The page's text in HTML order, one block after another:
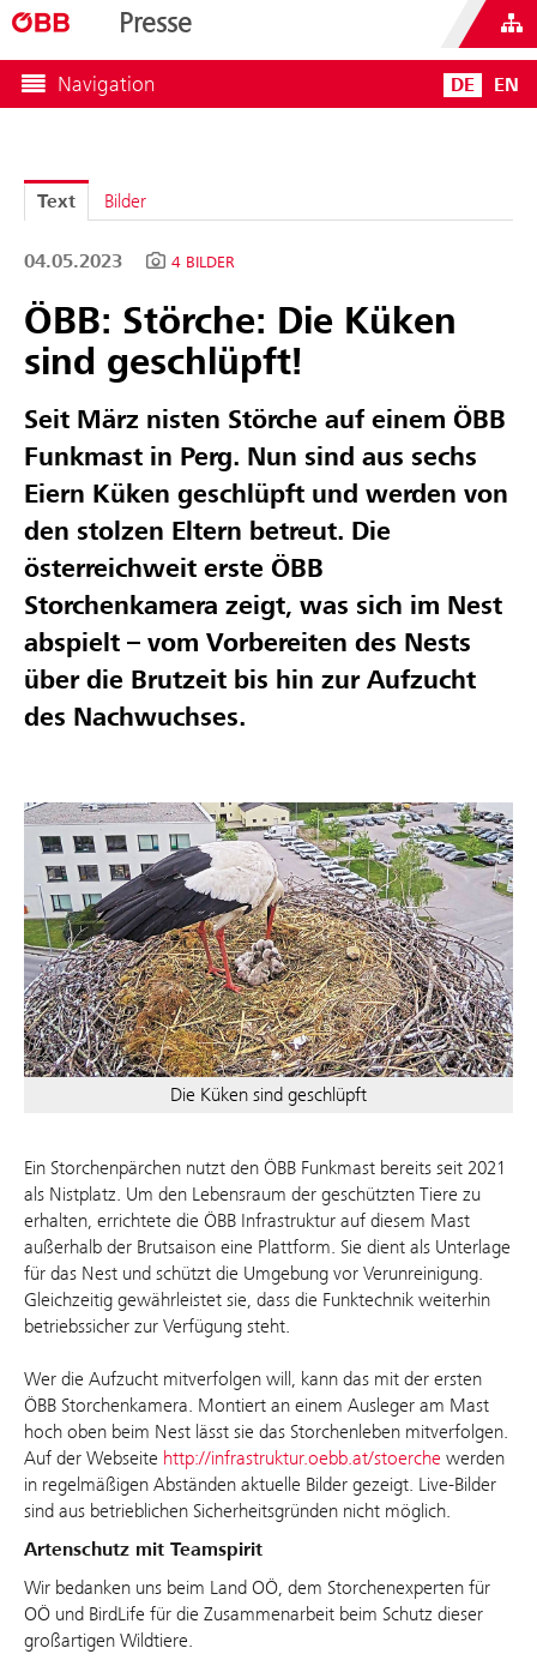
Presse
Navigation DE EN
Text Bilder
04.05.2023 4 BILDER
ÖBB: Störche: Die Küken
sind geschlüpft!
Seit März nisten Störche auf einem ÖBB
Funkmast in Perg. Nun sind aus sechs
Eiern Küken geschlüpft und werden von
den stolzen Eltern betreut. Die
österreichweit erste ÖBB
Storchenkamera zeigt, was sich im Nest
abspielt – vom Vorbereiten des Nests
über die Brutzeit bis hin zur Aufzucht
des Nachwuchses.
Die Küken sind geschlüpft
Ein Storchenpärchen nutzt den ÖBB Funkmast bereits seit 2021
als Nistplatz. Um den Lebensraum der geschützten Tiere zu
erhalten, errichtete die ÖBB Infrastruktur auf diesem Mast
außerhalb der Brutsaison eine Plattform. Sie dient als Unterlage
für das Nest und schützt die Umgebung vor Verunreinigung.
Gleichzeitig gewährleistet sie, dass die Funktechnik weiterhin
betriebssicher zur Verfügung steht.
Wer die Aufzucht mitverfolgen will, kann das mit der ersten
ÖBB Storchenkamera. Montiert an einem Ausleger am Mast
hoch oben beim Nest lässt sie das Storchenleben mitverfolgen.
Auf der Webseite http://infrastruktur.oebb.at/stoerche werden
in regelmäßigen Abständen aktuelle Bilder gezeigt. Live-Bilder
sind aus betrieblichen Sicherheitsgründen nicht möglich.
Artenschutz mit Teamspirit
Wir bedanken uns beim Land OÖ, dem Storchenexperten für
OÖ und BirdLife für die Zusammenarbeit beim Schutz dieser
großartigen Wildtiere.